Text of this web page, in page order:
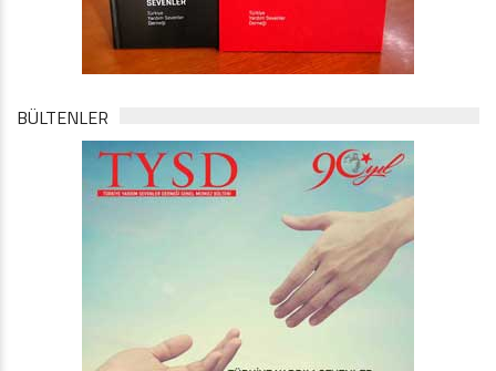
BÜLTENLER